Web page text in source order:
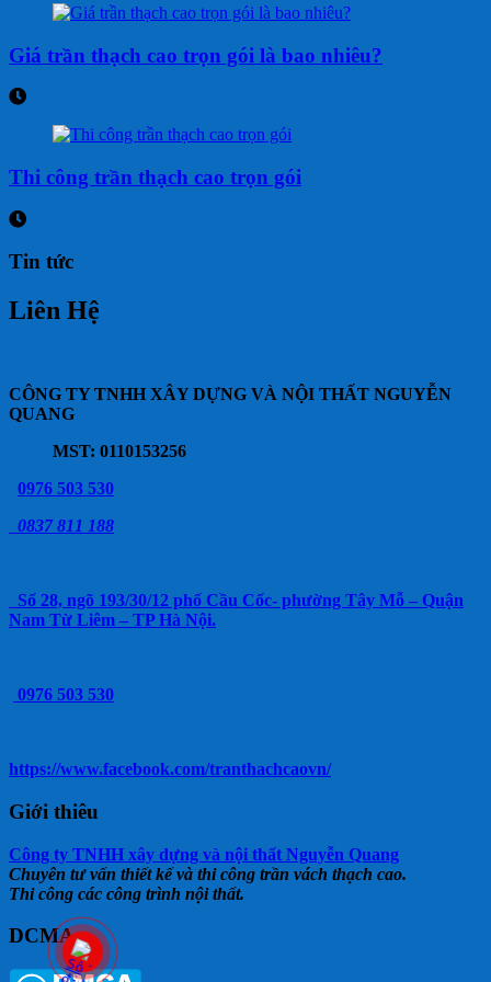
Giá trần thạch cao trọn gói là bao nhiêu?
Thi công trần thạch cao trọn gói
Tin tức
Liên Hệ
CÔNG TY TNHH XÂY DỰNG VÀ NỘI THẤT NGUYỄN
QUANG
MST: 0110153256
0976 503 530
0837 811 188
Số 28, ngõ 193/30/12 phố Cầu Cốc- phường Tây Mỗ – Quận
Nam Từ Liêm – TP Hà Nội.
0976 503 530
https://www.facebook.com/tranthachcaovn/
Giới thiêu
Công ty TNHH xây dựng và nội thất Nguyễn Quang
Chuyên tư vấn thiết kế và thi công trần vách thạch cao.
Thi công các công trình nội thất.
DCMA